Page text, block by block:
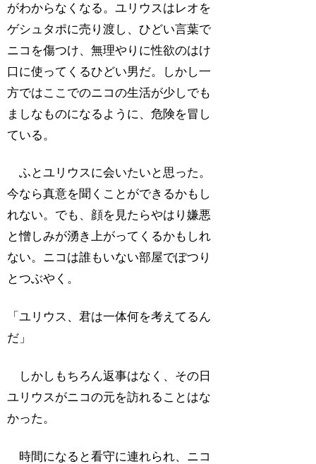
がわからなくなる。ユリウスはレオを
ゲシュタポに売り渡し、ひどい言葉で
ニコを傷つけ、無理やりに性欲のはけ
口に使ってくるひどい男だ。しかし一
方ではここでのニコの生活が少しでも
ましなものになるように、危険を冒し
ている。
ふとユリウスに会いたいと思った。
今なら真意を聞くことができるかもし
れない。でも、顔を見たらやはり嫌悪
と憎しみが湧き上がってくるかもしれ
ない。ニコは誰もいない部屋でぽつり
とつぶやく。
「ユリウス、君は一体何を考えてるん
だ」
しかしもちろん返事はなく、その日
ユリウスがニコの元を訪れることはな
かった。
時間になると看守に連れられ、ニコ